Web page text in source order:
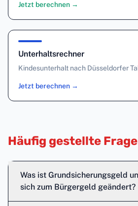
Jetzt berechnen →
Unterhaltsrechner
Kindesunterhalt nach Düsseldorfer
Jetzt berechnen →
Häufig gestellte
Was ist Grundsicherungsgeld
sich zum Bürgergeld geändert?